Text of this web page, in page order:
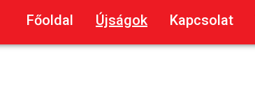
Főoldal Újságok Kapcsolat